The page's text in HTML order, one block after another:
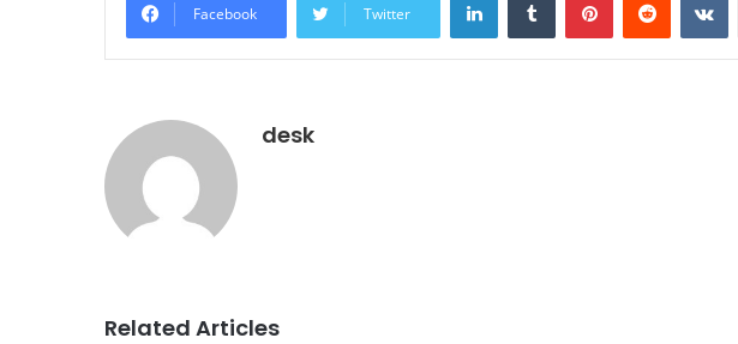
Facebook Twitter
desk
Related Articles